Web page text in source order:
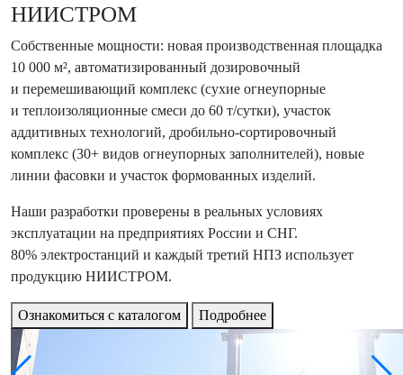
НИИСТРОМ
Собственные мощности: новая производственная площадка
10 000 м², автоматизированный дозировочный
и перемешивающий комплекс (сухие огнеупорные
и теплоизоляционные смеси до 60 т/сутки), участок
аддитивных технологий, дробильно-сортировочный
комплекс (30+ видов огнеупорных заполнителей), новые
линии фасовки и участок формованных изделий.
Наши разработки проверены в реальных условиях
эксплуатации на предприятиях России и СНГ.
80% электростанций и каждый третий НПЗ использует
продукцию НИИСТРОМ.
Ознакомиться с каталогом Подробнее